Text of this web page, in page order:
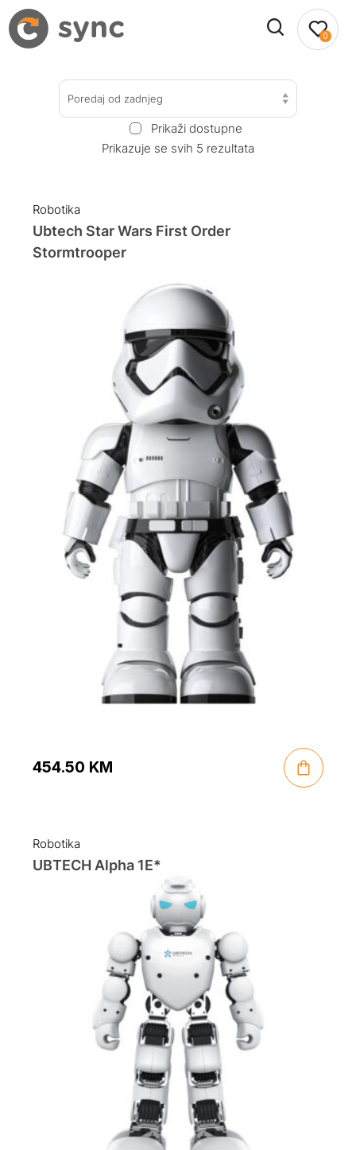
0
Poredaj od zadnjeg
Prikaži dostupne
Prikazuje se svih 5 rezultata
Robotika
Ubtech Star Wars First Order
Stormtrooper
454.50 KM
Robotika
UBTECH Alpha 1E*